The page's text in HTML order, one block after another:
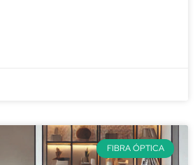
FIBRA ÓPTICA